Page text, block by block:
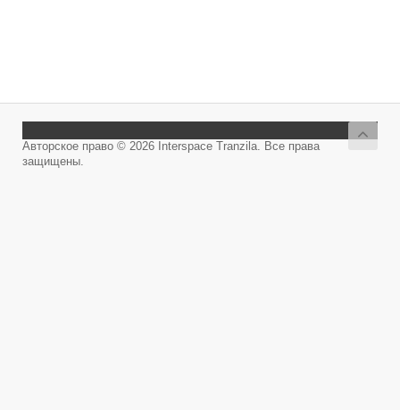
Авторское право © 2026 Interspace Tranzila. Все права
защищены.